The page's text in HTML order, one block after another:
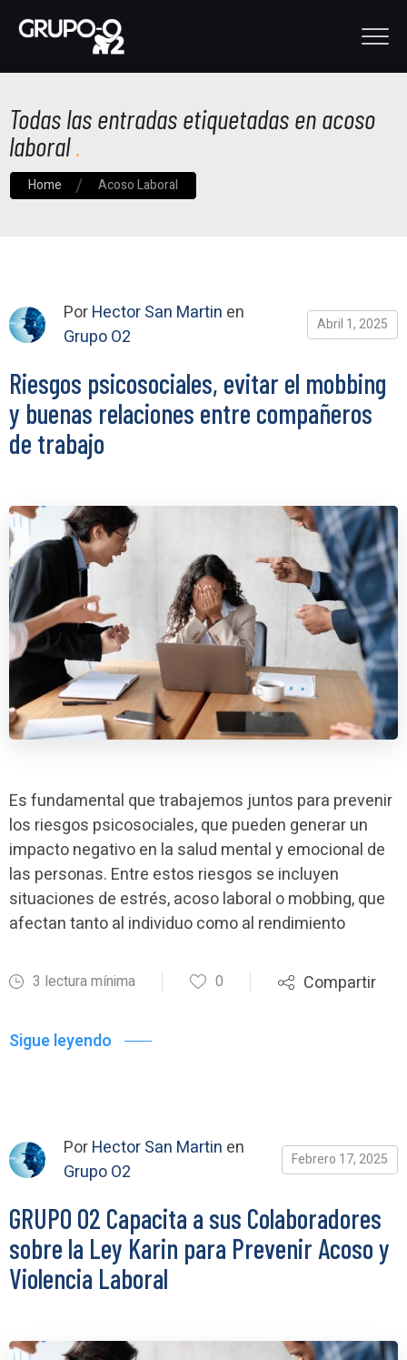
Todas las entradas etiquetadas en acoso
laboral
Home Acoso Laboral
PorHector San Martin en
Grupo O2
Abril 1, 2025
Riesgos psicosociales, evitar el mobbing
y buenas relaciones entre compañeros
de trabajo
Es fundamental que trabajemos juntos para prevenir
los riesgos psicosociales, que pueden generar un
impacto negativo en la salud mental y emocional de
las personas. Entre estos riesgos se incluyen
situaciones de estrés, acoso laboral o mobbing, que
afectan tanto al individuo como al rendimiento
3 lectura mínima 0 Compartir
Sigue leyendo
PorHector San Martin en
Grupo O2
Febrero 17, 2025
GRUPO O2 Capacita a sus Colaboradores
sobre la Ley Karin para Prevenir Acoso y
Violencia Laboral